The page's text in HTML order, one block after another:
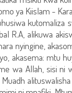
ya Kiislam -
kutomaliza
R.A, alikuwa
nyingine,
akasema: mtu
wa Allah, sisi